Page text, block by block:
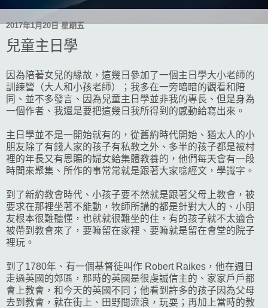
2017年1月20日 星期五
兒童主日學
因為陪著女兒的緣故，這幾日參加了一個主日學大小老師的
訓練營（大人和小孩老師）；我多在一旁暗暗的觀看和陪
同、並不多發言、因為兒童主日學並非我的專長、但是身為
一個作者、我還是要把這幾日我所得到的感動給寫出來。
主日學並不是一開始就有的，從舊約時代開始、猶太人的小
朋友除了有錢人家的孩子有私教之外、多半的孩子都是被村
裡的年長又有恩賜的婦女給集體教養的，他們每天會有一段
時間來聚集、所作的事常常就是跟著大家唸經文，學識字。
到了新約教會時代、小孩子要不然就是跟著父母上教會，被
要求在那裡坐著不能動，牧師所講的都是針對大人的、小朋
友根本很難聽懂，也就就很難坐的住，有的孩子就不太適合
被帶到教會來了，要嘛留在家裡、要嘛就是留在會堂的院子
裡玩。
到了1780年、有一個基督徒叫作 Robert Raikes，他在週日
走過英國的郊區，那時的英國是很虔誠信主的、家家戶戶都
會上教會，和今天的英國不同；他看到許多的孩子因為父母
去到教會，就在街上、田野間流浪，玩耍；再加上當時的教